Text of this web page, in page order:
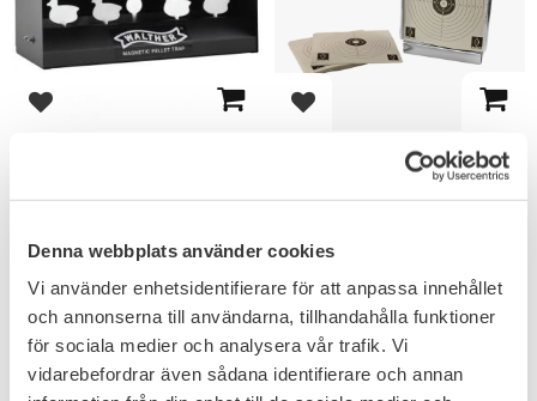
Denna webbplats använder cookies
Vi använder enhetsidentifierare för att anpassa innehållet
och annonserna till användarna, tillhandahålla funktioner
för sociala medier och analysera vår trafik. Vi
vidarebefordrar även sådana identifierare och annan
Lägg till i favoriter
Luftvapen
helautomatisk modell.
1 295KR
Lägg till i favoriter
Hatsan Kulfång High
Vinklad kraftig kulfång med
369 KR